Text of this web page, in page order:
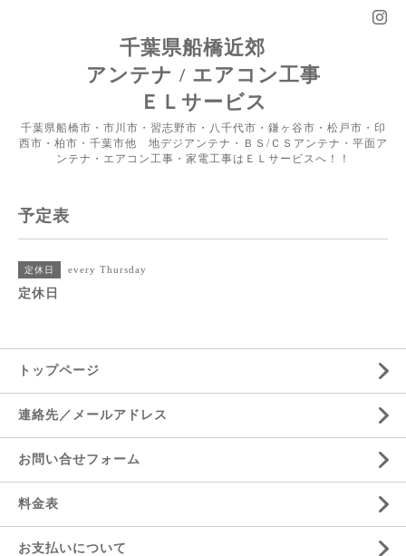
千葉県船橋近郊
アンテナ / エアコン工事
ＥＬサービス
千葉県船橋市・市川市・習志野市・八千代市・鎌ヶ谷市・松戸市・印
西市・柏市・千葉市他 地デジアンテナ・ＢＳ/ＣＳアンテナ・平面ア
ンテナ・エアコン工事・家電工事はＥＬサービスへ！！
予定表
定休日 every Thursday
定休日
トップページ
連絡先／メールアドレス
お問い合せフォーム
料金表
お支払いについて